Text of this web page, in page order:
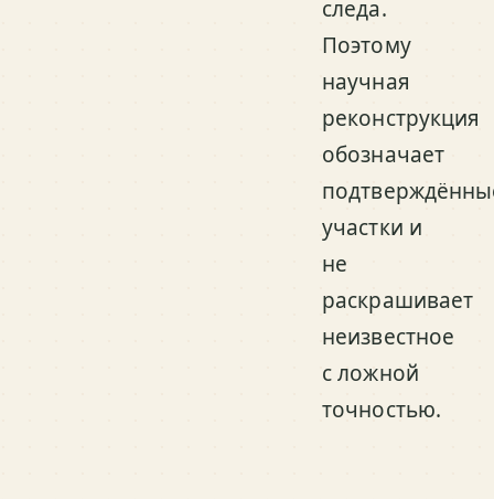
следа.
Поэтому
научная
реконструкция
обозначает
участки и
не
раскрашивает
неизвестное
с ложной
точностью.